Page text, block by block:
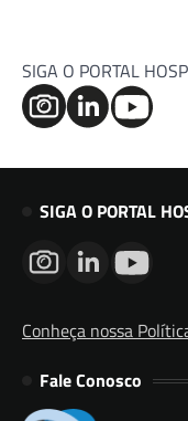
SIGA O PORTAL
SIGA O PORTAL
Conheça nossa
Fale Conosco